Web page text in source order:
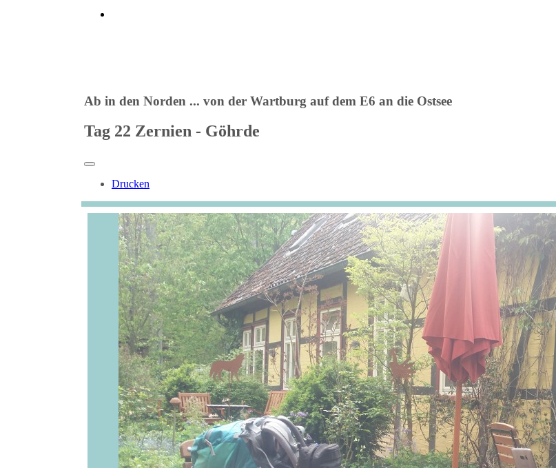
Ab in den Norden ... von der Wartburg auf dem E6 an die Ostsee
Tag 22 Zernien - Göhrde
Drucken